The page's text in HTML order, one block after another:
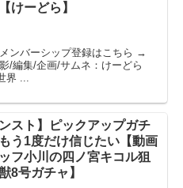
けーどら】
バーシップ登録はこちら →
集/企画/サムネ：けーどら
界 ...
ンスト】ピックアップガチ
う1度だけ信じたい【動画
フ小川の四ノ宮キコル狙
8号ガチャ】